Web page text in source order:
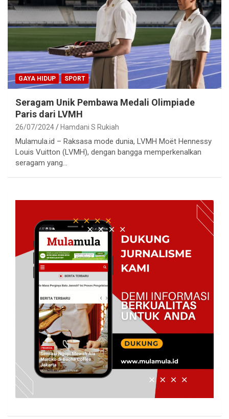
GAYA HIDUP SPORT
Seragam Unik Pembawa Medali Olimpiade
Paris dari LVMH
26/07/2024 Hamdani S Rukiah
Mulamula.id – Raksasa mode dunia, LVMH Moët Hennessy
Louis Vuitton (LVMH), dengan bangga memperkenalkan
seragam yang…